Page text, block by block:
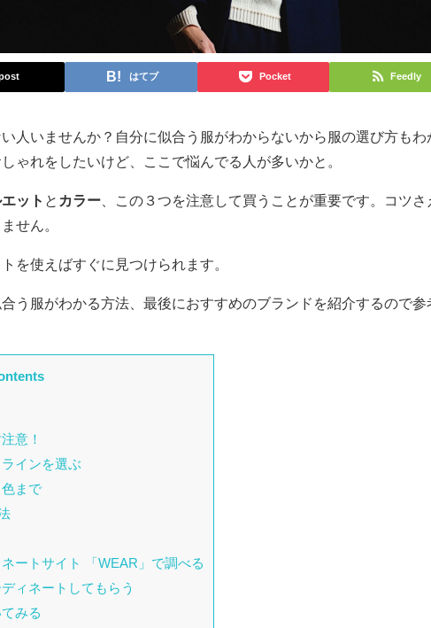
はてブ Pocket Feedly
人いませんか？自分に似合う服がわからないから服の選び方もわ
ゃれをしたいけど、ここで悩んでる人が多いかと。
ット と カラー 、この３つを注意して買うことが重要です。コツさ
せん。
を使えばすぐに見つけられます。
う服がわかる方法、最後におすすめのブランドを紹介するので参
意！
インを選ぶ
まで
ートサイト 「WEAR」で調べる
ィネートしてもらう
みる